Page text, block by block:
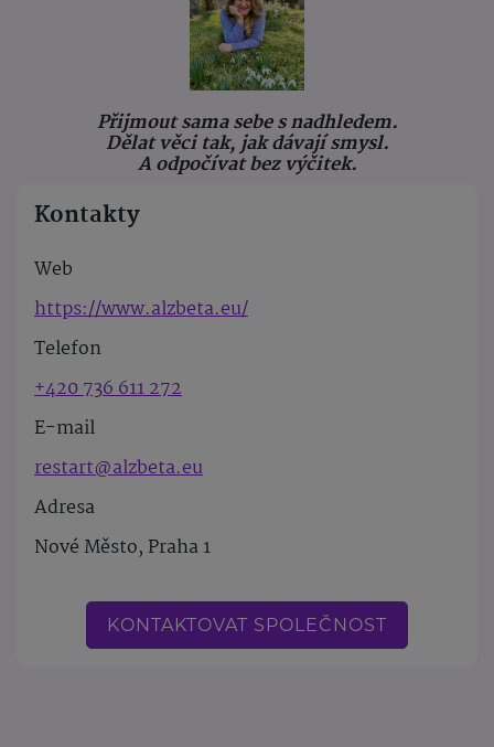
Přijmout sama sebe s nadhledem.
Dělat věci tak, jak dávají smysl.
A odpočívat bez výčitek.
Kontakty
Web
https://www.alzbeta.eu/
Telefon
+420 736 611 272
E-mail
restart@alzbeta.eu
Adresa
Nové Město, Praha 1
KONTAKTOVAT SPOLEČNOST